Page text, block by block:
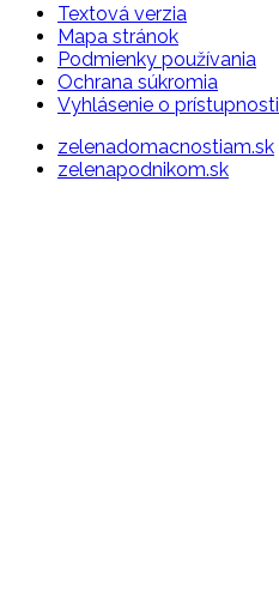
Textová verzia
Mapa stránok
Podmienky používania
Ochrana súkromia
Vyhlásenie o prístupnosti
zelenadomacnostiam.sk
zelenapodnikom.sk